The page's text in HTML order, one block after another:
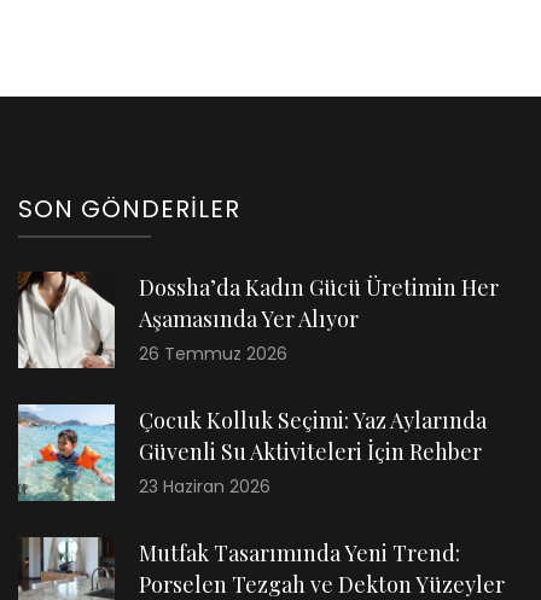
SON GÖNDERILER
Dossha’da Kadın Gücü Üretimin Her
Aşamasında Yer Alıyor
26 Temmuz 2026
Çocuk Kolluk Seçimi: Yaz Aylarında
Güvenli Su Aktiviteleri İçin Rehber
23 Haziran 2026
Mutfak Tasarımında Yeni Trend:
Porselen Tezgah ve Dekton Yüzeyler